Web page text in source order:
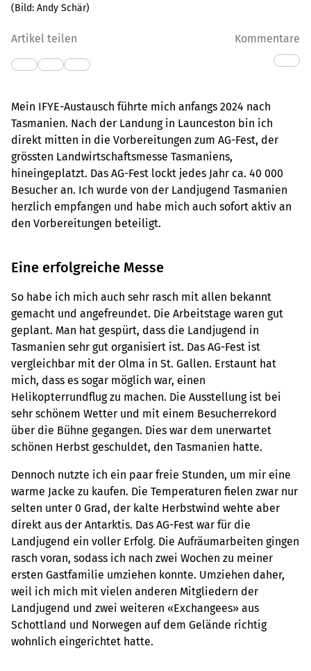
(Bild: Andy Schär)
Artikel teilen Kommentare
Mein IFYE-Austausch führte mich anfangs 2024 nach
Tasmanien. Nach der Landung in Launceston bin ich
direkt mitten in die Vorbereitungen zum AG-Fest, der
grössten Landwirtschaftsmesse Tasmaniens,
hineingeplatzt. Das AG-Fest lockt jedes Jahr ca. 40 000
Besucher an. Ich wurde von der Landjugend Tasmanien
herzlich empfangen und habe mich auch sofort aktiv an
den Vorbereitungen beteiligt.
Eine erfolgreiche Messe
So habe ich mich auch sehr rasch mit allen bekannt
gemacht und angefreundet. Die Arbeitstage waren gut
geplant. Man hat gespürt, dass die Landjugend in
Tasmanien sehr gut organisiert ist. Das AG-Fest ist
vergleichbar mit der Olma in St. Gallen. Erstaunt hat
mich, dass es sogar möglich war, einen
Helikopterrundflug zu machen. Die Ausstellung ist bei
sehr schönem Wetter und mit einem Besucherrekord
über die Bühne gegangen. Dies war dem unerwartet
schönen Herbst geschuldet, den Tasmanien hatte.
Dennoch nutzte ich ein paar freie Stunden, um mir eine
warme Jacke zu kaufen. Die Temperaturen fielen zwar nur
selten unter 0 Grad, der kalte Herbstwind wehte aber
direkt aus der Antarktis. Das AG-Fest war für die
Landjugend ein voller Erfolg. Die Aufräumarbeiten gingen
rasch voran, sodass ich nach zwei Wochen zu meiner
ersten Gastfamilie umziehen konnte. Umziehen daher,
weil ich mich mit vielen anderen Mitgliedern der
Landjugend und zwei weiteren «Exchangees» aus
Schottland und Norwegen auf dem Gelände richtig
wohnlich eingerichtet hatte.